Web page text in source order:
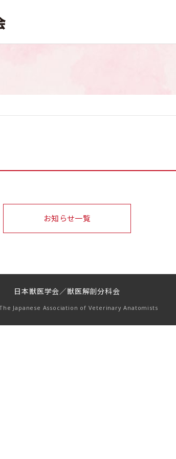
お知らせ一覧
日本獣医学会／獣医解剖分科会
Japanese Association of Veterinary Anatomists